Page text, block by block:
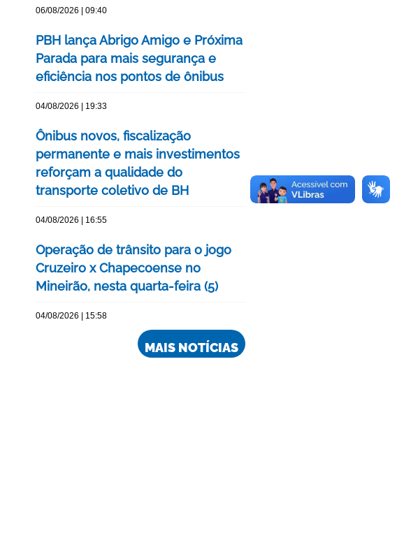
06/08/2026 | 09:40
PBH lança Abrigo Amigo e Próxima
Parada para mais segurança e
eficiência nos pontos de ônibus
04/08/2026 | 19:33
Ônibus novos, fiscalização
permanente e mais investimentos
reforçam a qualidade do
transporte coletivo de BH
04/08/2026 | 16:55
Operação de trânsito para o jogo
Cruzeiro x Chapecoense no
Mineirão, nesta quarta-feira (5)
04/08/2026 | 15:58
MAIS NOTÍCIAS